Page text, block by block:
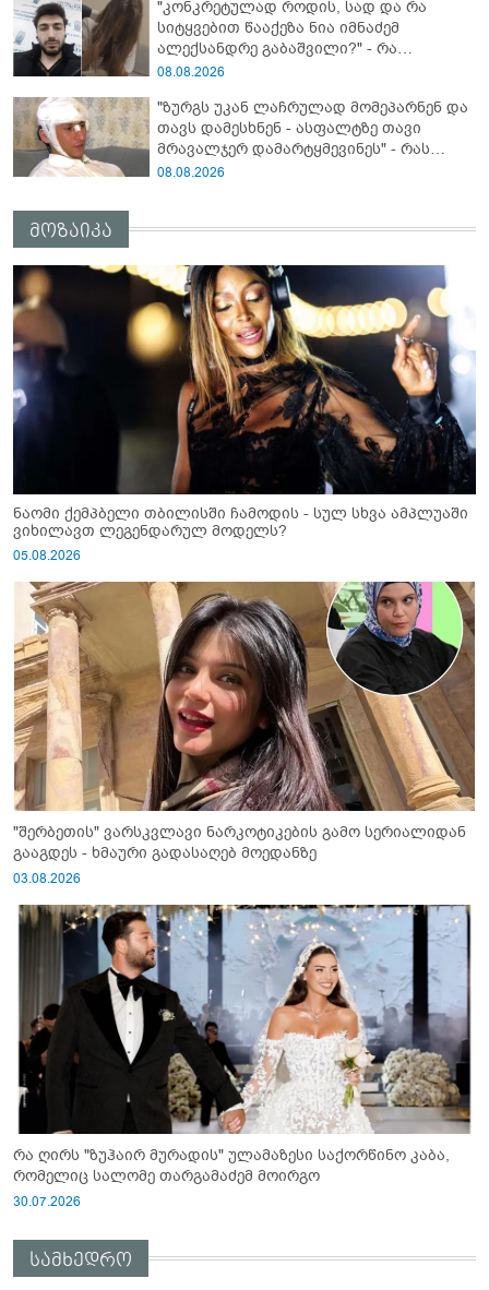
"კონკრეტულად როდის, სად და რა
სიტყვებით წააქეზა ნია იმნაძემ
ალექსანდრე გაბაშვილი?" - რა
მიმართვას ავრცელებს ნია იმნაძის
08.08.2026
"ზურგს უკან ლაჩრულად მომეპარნენ და
თავს დამესხნენ - ასფალტზე თავი
მრავალჯერ დამარტყმევინეს" - რას
ჰყვება კურიერი, რომელსაც
08.08.2026
მოზაიკა
ნაომი ქემპბელი თბილისში ჩამოდის - სულ სხვა ამპლუაში
ვიხილავთ ლეგენდარულ მოდელს?
05.08.2026
"შერბეთის" ვარსკვლავი ნარკოტიკების გამო სერიალიდან
გააგდეს - ხმაური გადასაღებ მოედანზე
03.08.2026
რა ღირს "ზუჰაირ მურადის" ულამაზესი საქორწინო კაბა,
რომელიც სალომე თარგამაძემ მოირგო
30.07.2026
სამხედრო